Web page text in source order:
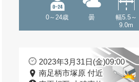
0～24歳 曇
幅5.5～
9.0m
2023年3月31日(金)09:00
南足柄市塚原 付近